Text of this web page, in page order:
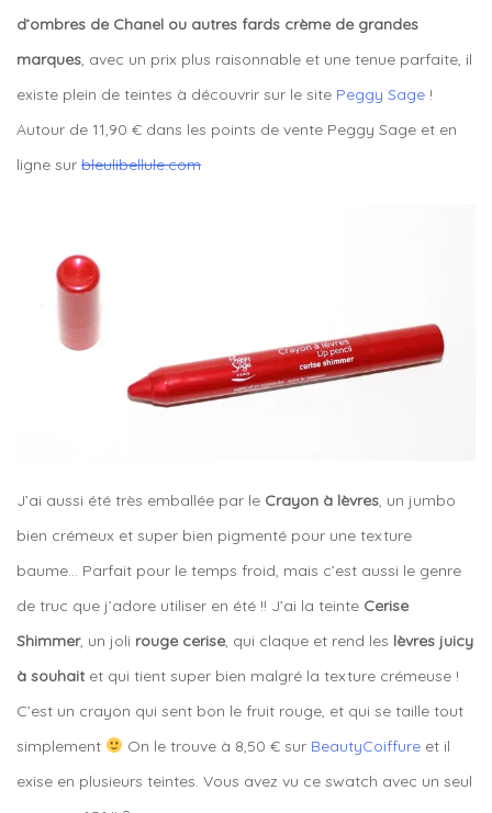
d’ombres de Chanel ou autres fards crème de grandes
marques, avec un prix plus raisonnable et une tenue parfaite, il
existe plein de teintes à découvrir sur le site Peggy Sage !
Autour de 11,90 € dans les points de vente Peggy Sage et en
ligne sur bleulibellule.com
J’ai aussi été très emballée par le Crayon à lèvres, un jumbo
bien crémeux et super bien pigmenté pour une texture
baume… Parfait pour le temps froid, mais c’est aussi le genre
de truc que j’adore utiliser en été !! J’ai la teinte Cerise
Shimmer, un joli rouge cerise, qui claque et rend les lèvres juicy
à souhait et qui tient super bien malgré la texture crémeuse !
C’est un crayon qui sent bon le fruit rouge, et qui se taille tout
simplement
On le trouve à 8,50 € sur BeautyCoiffureet il
exise en plusieurs teintes. Vous avez vu ce swatch avec un seul